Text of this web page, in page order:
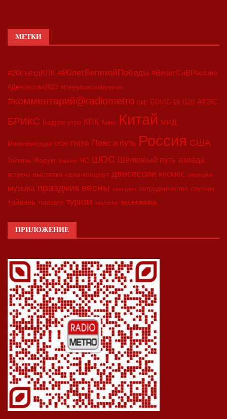
МЕТКИ
#20съездКПК #80летВеликойПобеды #ВизитСиВРоссию
#Двесессии2023 #Петербургскийдневник
#комментарий@radiometro CIIE COVID-19 G20 АТЭС
БРИКС Бодрое утро КПК Кино Китай МИД
Минкоммерции ООН ПМЭФ Пояс и путь Россия США
Тайвань Форум Харбин ЧС ШОС Шёлковый путь азиада
встреча выставка гала-концерт двесессии космос медицина
музыка праздник весны синьцзян сотрудничество спутник
тайвань торговля туризм экология экономика
ПРИЛОЖЕНИЕ